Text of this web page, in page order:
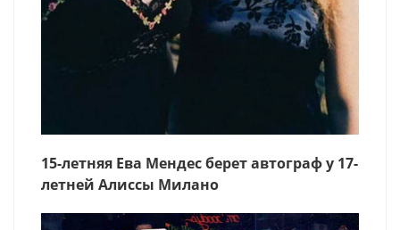
15-летняя Ева Мендес берет автограф у 17-
летней Алиссы Милано